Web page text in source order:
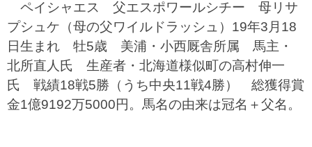
ペイシャエス 父エスポワールシチー 母リサ
プシュケ（母の父ワイルドラッシュ）19年3月18
日生まれ 牡5歳 美浦・小西厩舎所属 馬主・
北所直人氏 生産者・北海道様似町の高村伸一
氏 戦績18戦5勝（うち中央11戦4勝） 総獲得賞
金1億9192万5000円。馬名の由来は冠名＋父名。